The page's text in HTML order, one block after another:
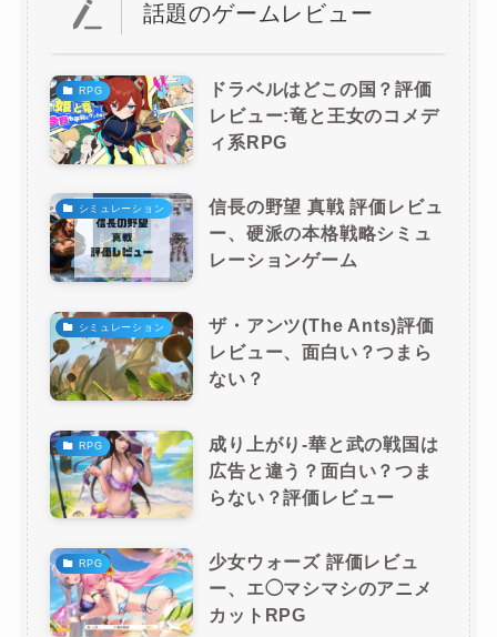
話題のゲームレビュー
RPG
ドラベルはどこの国？評価
レビュー:竜と王女のコメデ
ィ系RPG
シミュレーション
信長の野望 真戦 評価レビュ
ー、硬派の本格戦略シミュ
レーションゲーム
シミュレーション
ザ・アンツ(The Ants)評価
レビュー、面白い？つまら
ない？
RPG
成り上がり-華と武の戦国は
広告と違う？面白い？つま
らない？評価レビュー
RPG
少女ウォーズ 評価レビュ
ー、エ◯マシマシのアニメ
カットRPG